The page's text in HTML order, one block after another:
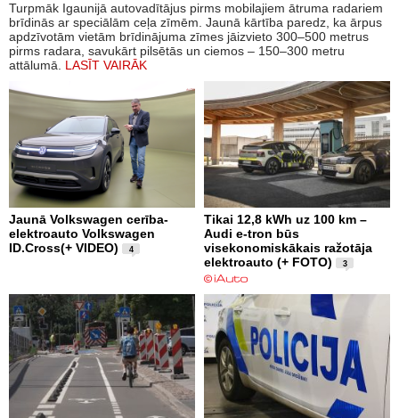
Turpmāk Igaunijā autovadītājus pirms mobilajiem ātruma radariem
brīdinās ar speciālām ceļa zīmēm. Jaunā kārtība paredz, ka ārpus
apdzīvotām vietām brīdinājuma zīmes jāizvieto 300–500 metrus
pirms radara, savukārt pilsētās un ciemos – 150–300 metru
attālumā. LASĪT VAIRĀK
Jaunā Volkswagen cerība-
elektroauto Volkswagen
ID.Cross(+ VIDEO)
4
Tikai 12,8 kWh uz 100 km –
Audi e-tron būs
visekonomiskākais ražotāja
elektroauto (+ FOTO)
3